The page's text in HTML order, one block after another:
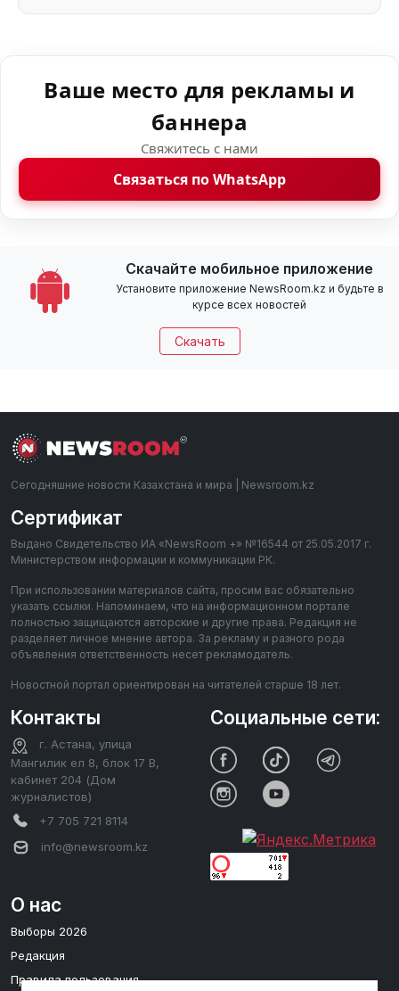
Ваше место для рекламы и
баннера
Свяжитесь с нами
Связаться по WhatsApp
Скачайте мобильное приложение
Установите приложение NewsRoom.kz и будьте в
курсе всех новостей
Скачать
Сегодняшние новости Казахстана и мира | Newsroom.kz
Сертификат
Выдано Свидетельство ИА «NewsRoom +» №16544 от 25.05.2017 г.
Министерством информации и коммуникации РК.
При использовании материалов сайта, просим вас обязательно
указать ссылки. Напоминаем, что на информационном портале
полностью защищаются авторские и другие права. Редакция не
разделяет личное мнение автора. За рекламу и разного рода
объявления ответственность несет рекламодатель.
Новостной портал ориентирован на читателей старше 18 лет.
Контакты
г. Астана, улица
Мангилик ел 8, блок 17 В,
кабинет 204 (Дом
журналистов)
+7 705 721 8114
info@newsroom.kz
О нас
Выборы 2026
Редакция
Правила пользования
Социальные сети: